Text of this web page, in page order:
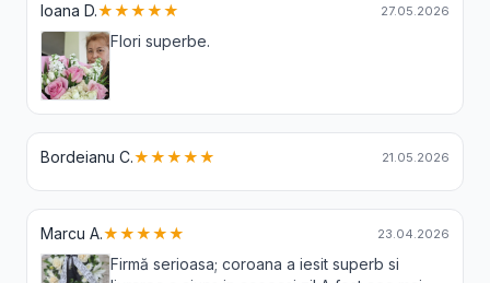
Ioana D.★★★★★ 27.05.2026
Flori superbe.
Bordeianu C.★★★★★ 21.05.2026
Marcu A.★★★★★ 23.04.2026
Firmă serioasa; coroana a iesit superb si